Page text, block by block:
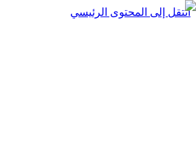
انتقل إلى المحتوى الرئيسي